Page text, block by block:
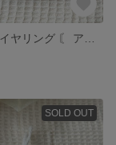
SOLD OUT